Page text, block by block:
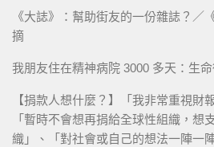
《大誌》：幫助街友的一份雜誌？／
摘
我朋友住在精神病院 3000 多天：生
【捐款人想什麼？】「我非常重視財
「暫時不會想再捐給全球性組織，想
織」、「對社會或自己的想法一陣一